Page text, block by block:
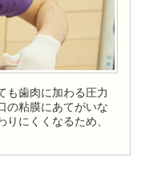
も歯肉に加わる圧力
の粘膜にあてがいな
にくくなるため、